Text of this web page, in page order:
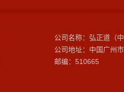
公司名称：弘正道（
公司地址：中国广州
邮编：510665